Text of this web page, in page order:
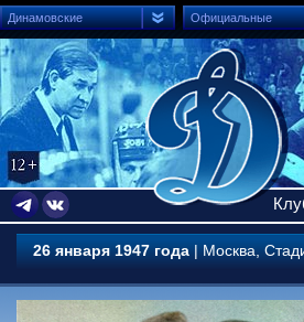
Динамовские Официальные
26 января 1947 года| Москва,